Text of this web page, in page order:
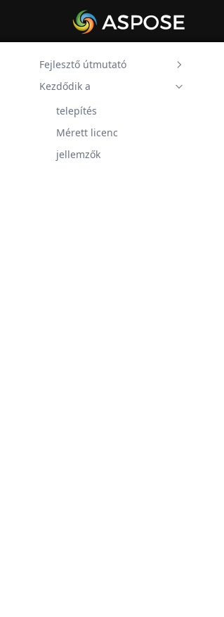
Fejlesztő útmutató
Aspose.OCR Fotó a
Aspose.OCR kép
szövegkereső .NET
Aspose.OCR táblázat a
Kezdődik a
telepítés
Mérett licenc
jellemzők